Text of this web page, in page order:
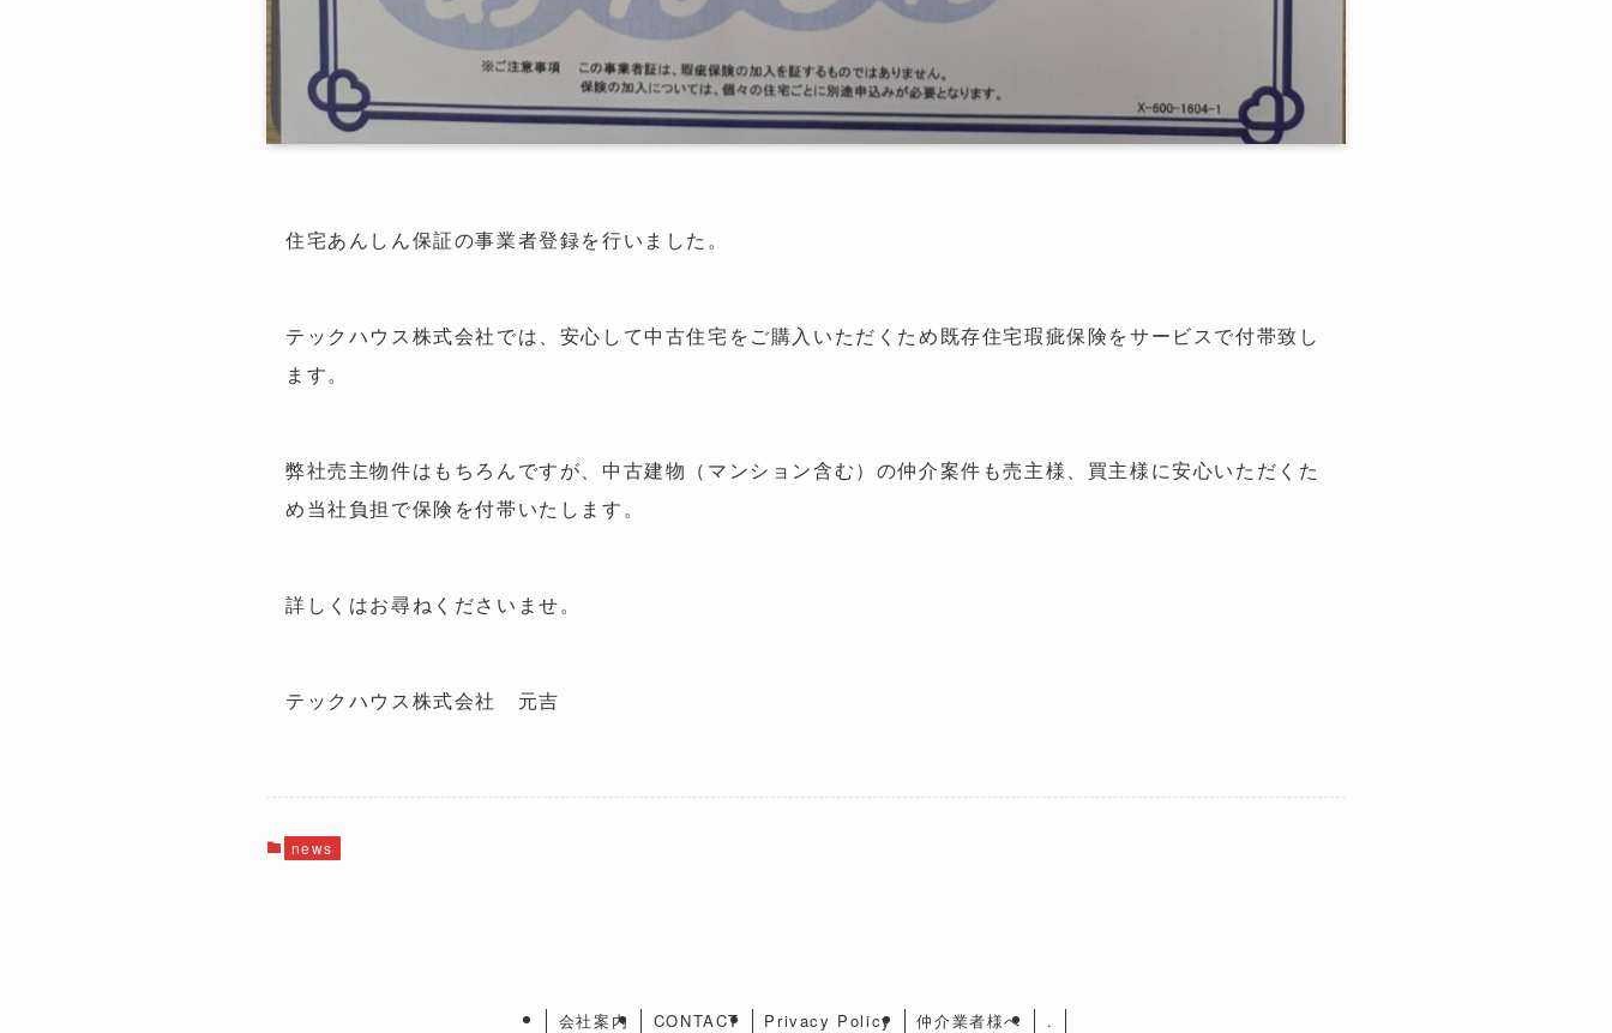
住宅あんしん保証の事業者登録を行いました。
テックハウス株式会社では、安心して中古住宅をご購入いただくため既存住宅瑕疵保険をサービスで付帯致し
ます。
弊社売主物件はもちろんですが、中古建物（マンション含む）の仲介案件も売主様、買主様に安心いただくた
め当社負担で保険を付帯いたします。
詳しくはお尋ねくださいませ。
テックハウス株式会社 元吉
news
会社案内 CONTACT Privacy Policy 仲介業者様へ .